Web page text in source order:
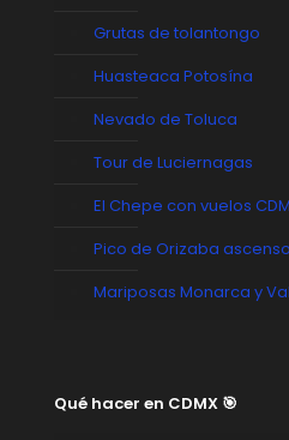
Grutas de tolantongo
Huasteaca Potosína
Nevado de Toluca
Tour de Luciernagas
El Chepe con vuelos
Pico de Orizaba ascenso
Mariposas Monarca y
Qué hacer en CDMX 🎯